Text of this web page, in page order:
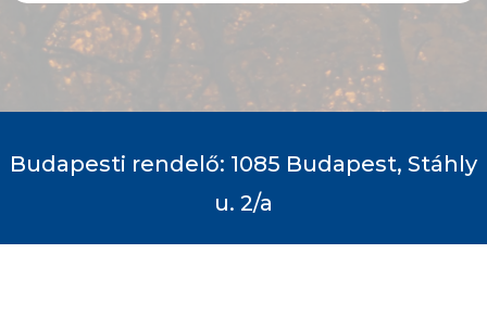
Budapesti rendelő: 1085 Budapest, Stáhly
u. 2/a